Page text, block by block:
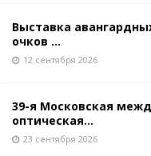
Выставка
очков ...
12 сентября 2026
39-я Московская
оптическая...
23 сентября 2026